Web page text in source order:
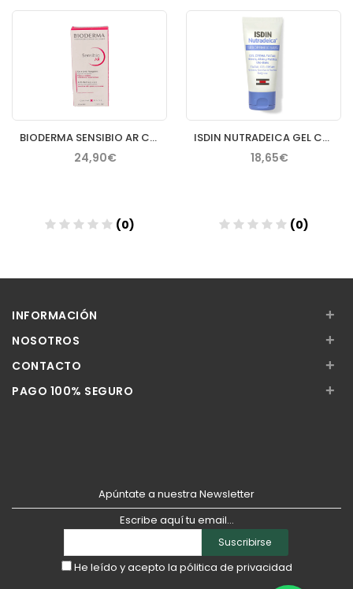
BIODERMA SENSIBIO AR CREMA 40 ML
24,90€
(0)
ISDIN NUTRADEICA GEL CREMA FACIAL PIEL SEBORREICA 50 ML
18,65€
(0)
INFORMACIÓN +
NOSOTROS +
CONTACTO +
PAGO 100% SEGURO +
Apúntate a nuestra Newsletter
Escribe aquí tu email...
Suscribirse
He leído y acepto la pólitica de privacidad